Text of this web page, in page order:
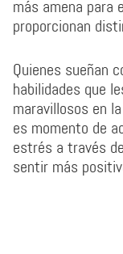
más amena para
proporcionan
Quienes sueñan
habilidades que
maravillosos en
es momento de
estrés a través
sentir más